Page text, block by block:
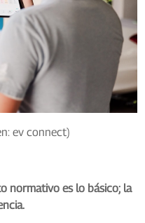
ev connect)
normativo es lo básico; la